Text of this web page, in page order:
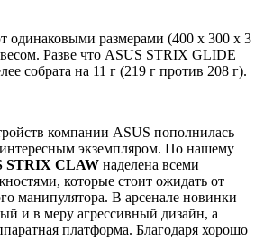
одинаковыми размерами (400 х 300 х 3
Разве что ASUS STRIX GLIDE
собрата на 11 г (219 г против 208 г).
компании ASUS пополнилась
экземпляром. По нашему
STRIX CLAW наделена всеми
которые стоит ожидать от
манипулятора. В арсенале новинки
и в меру агрессивный дизайн, а
платформа. Благодаря хорошо